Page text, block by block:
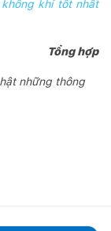
khí tốt nhất
Tổng hợp
những thông